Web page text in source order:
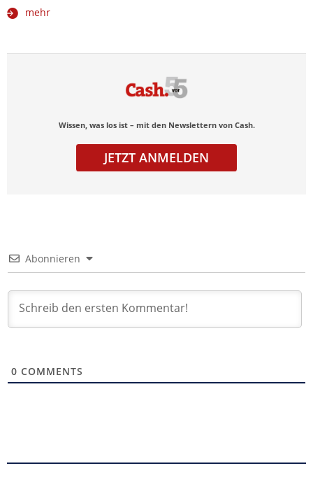
mehr
Wissen, was los ist – mit den Newslettern von Cash.
JETZT ANMELDEN
Abonnieren
0 COMMENTS